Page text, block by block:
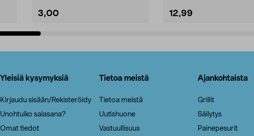
3,00 12,99
Yleisiä kysymyksiä
Kirjaudu sisään/Rekisteröidy
Unohtuiko salasana?
Omat tiedot
Tietoa meistä
Tietoa meistä
Uutishuone
Vastuullisuus
Ajankohtaista
Grillit
Säilytys
Painepesurit